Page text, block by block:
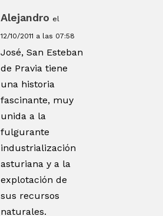
Alejandro el
12/10/2011 a las 07:58
José, San Esteban
de Pravia tiene
una historia
fascinante, muy
unida a la
fulgurante
industrialización
asturiana y a la
explotación de
sus recursos
naturales.